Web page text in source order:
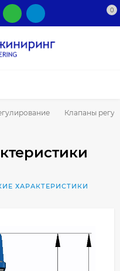
0
Клапаны
ХАРАКТЕРИСТИКИ